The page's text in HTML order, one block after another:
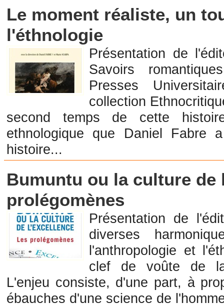
Le moment réaliste, un
l'éthnologie
Présentation de
Savoirs
Presses
collection
second temps de cette
ethnologique que Daniel Fabre
histoire...
Bumuntu ou la culture de
prolégomènes
Présentation de
diverses
l'anthropologie et
clef de voûte de
L'enjeu consiste, d'une part, à
ébauches d'une science de